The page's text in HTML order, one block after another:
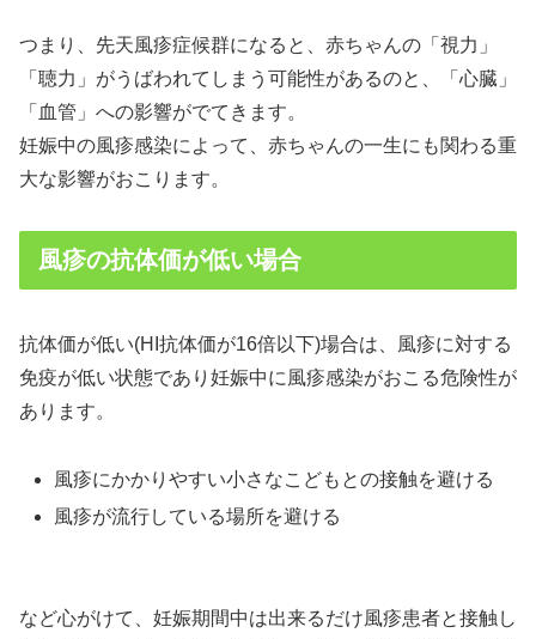
つまり、先天風疹症候群になると、赤ちゃんの「視力」
「聴力」がうばわれてしまう可能性があるのと、「心臓」
「血管」への影響がでてきます。
妊娠中の風疹感染によって、赤ちゃんの一生にも関わる重
大な影響がおこります。
風疹の抗体価が低い場合
抗体価が低い(HI抗体価が16倍以下)場合は、風疹に対する
免疫が低い状態であり妊娠中に風疹感染がおこる危険性が
あります。
風疹にかかりやすい小さなこどもとの接触を避ける
風疹が流行している場所を避ける
など心がけて、妊娠期間中は出来るだけ風疹患者と接触し